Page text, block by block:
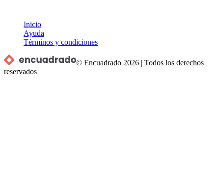
Inicio
Ayuda
Términos y condiciones
© Encuadrado 2026 |Todos los derechos
reservados